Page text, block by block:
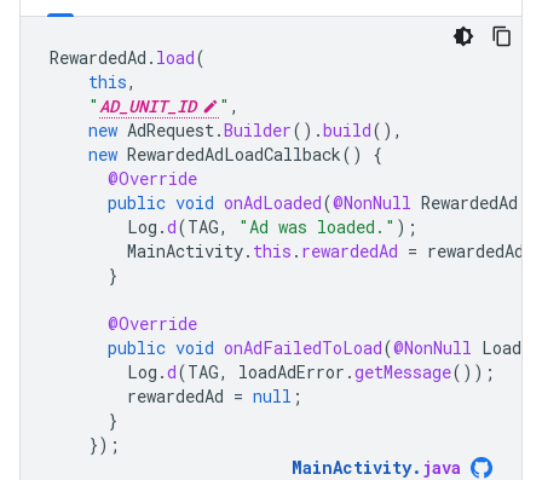
RewardedAd . load(
this,
"AD_UNIT_ID " ,
new AdRequest.Builder().build(),
new RewardedAdLoadCallback()
{
@Override
public void onAdLoaded(@NonNull RewardedAd
Log .d(TAG, "Ad was loaded." );
MainActivity. this . rewardedAd = rewardedAd
}
@Override
public void onAdFailedToLoad(@NonNull
Log .d(TAG, loadAdError .getMessage());
rewardedAd = null ;
}
});
MainActivity. java